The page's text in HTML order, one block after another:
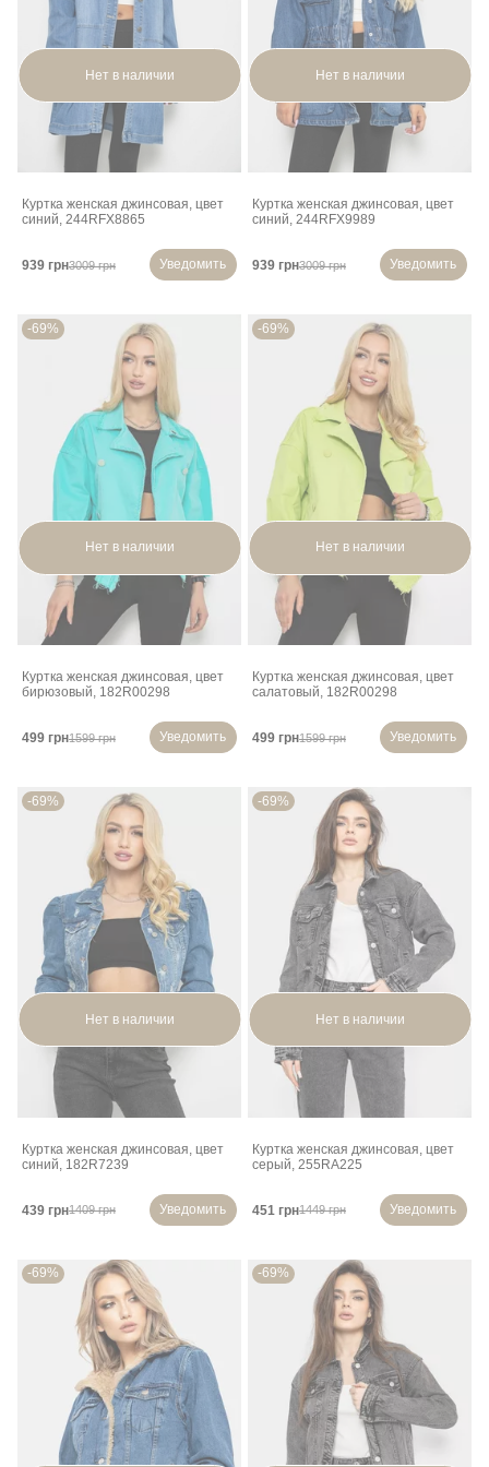
Нет в наличии
Куртка женская джинсовая, цвет
синий, 244RFX8865
939 грн3009 грн Уведомить
Нет в наличии
Куртка женская джинсовая, цвет
синий, 244RFX9989
939 грн3009 грн Уведомить
-69%
Нет в наличии
Куртка женская джинсовая, цвет
бирюзовый, 182R00298
499 грн1599 грн Уведомить
-69%
Нет в наличии
Куртка женская джинсовая, цвет
салатовый, 182R00298
499 грн1599 грн Уведомить
-69%
Нет в наличии
Куртка женская джинсовая, цвет
синий, 182R7239
439 грн1409 грн Уведомить
-69%
Нет в наличии
Куртка женская джинсовая, цвет
серый, 255RA225
451 грн1449 грн Уведомить
-69% -69%